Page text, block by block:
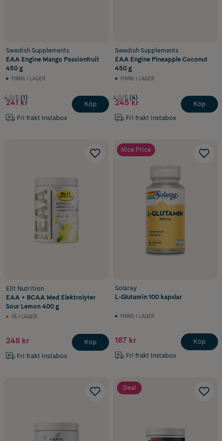
Swedish Supplements
EAA Engine Mango Passionfruit
450 g
FINNS I LAGER
4.0/5 (1)
241 kr
Fri frakt Instabox
Köp
Swedish Supplements
EAA Engine Pineapple Coconut
450 g
FINNS I LAGER
4.0/5 (4)
245 kr
Fri frakt Instabox
Köp
Elit Nutrition
EAA + BCAA Med Elektrolyter
Sour Lemon 400 g
FÅ I LAGER
248 kr
Fri frakt Instabox
Köp
Nice Price
Solaray
L-Glutamin 100 kapslar
FINNS I LAGER
187 kr
Fri frakt Instabox
Köp
Deal